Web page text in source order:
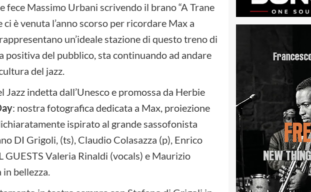
fece Massimo Urbani scrivendo il brano “A Trane
è venuta l’anno scorso per ricordare Max a
un’ideale stazione di questo treno di
del pubblico, sta continuando ad andare
del jazz.
indetta dall’Unesco e promossa da Herbie
: nostra fotografica dedicata a Max, proiezione
ispirato al grande sassofonista
DI Grigoli, (ts), Claudio Colasazza (p), Enrico
Valeria Rinaldi (vocals) e Maurizio
bellezza.